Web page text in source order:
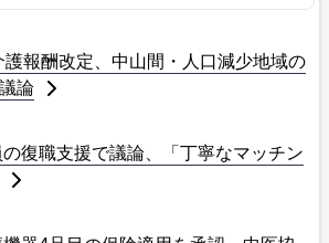
護報酬改定、中山間・人口減少地域の
論
の復職支援で議論、「丁寧なマッチン